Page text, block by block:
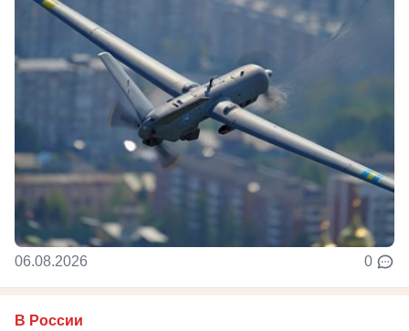
06.08.2026 0
В России